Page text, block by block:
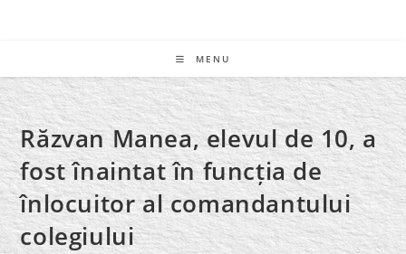
MENU
Răzvan Manea, elevul de 10, a
fost înaintat în funcția de
înlocuitor al comandantului
colegiului